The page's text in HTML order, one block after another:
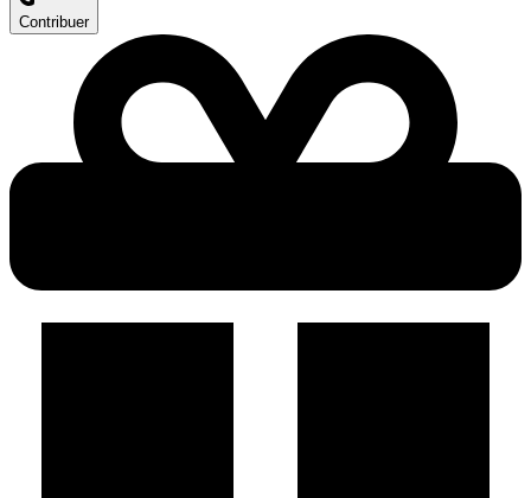
Contribuer